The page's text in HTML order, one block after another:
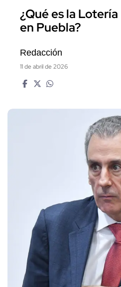
¿Qué es la
en Puebla?
Redacción
11 de abril de 2026